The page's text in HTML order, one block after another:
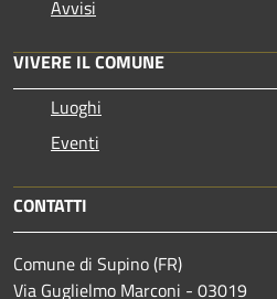
Avvisi
VIVERE IL COMUNE
Luoghi
Eventi
CONTATTI
Comune di Supino (FR)
Via Guglielmo Marconi - 03019